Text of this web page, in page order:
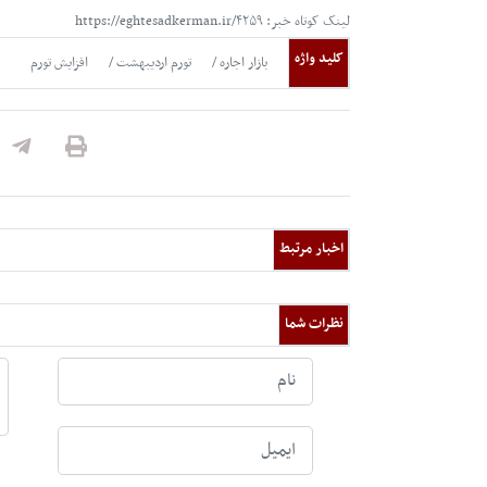
لینک کوتاه خبر: https://eghtesadkerman.ir/۴۲۵۹
کلید واژه
بازار اجاره تورم اردیبهشت افزایش تورم
اخبار مرتبط
نظرات شما